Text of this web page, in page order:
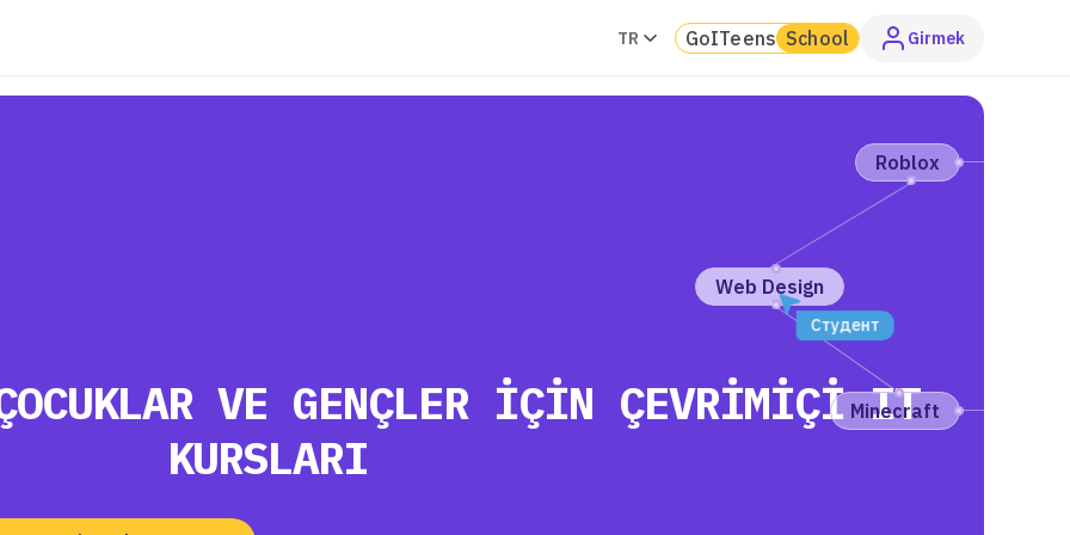
TR GoITeens School Girmek
VE GENÇLER İÇIN ÇEVRIMIÇI IT
KURSLARI
Roblox
Web Design
Minecraft
Студент